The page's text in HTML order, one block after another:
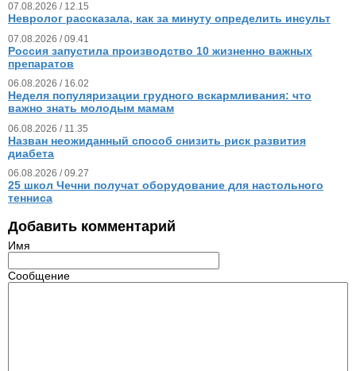
07.08.2026 / 12.15
Невролог рассказала, как за минуту определить инсульт
07.08.2026 / 09.41
Россия запустила производство 10 жизненно важных
препаратов
06.08.2026 / 16.02
Неделя популяризации грудного вскармливания: что
важно знать молодым мамам
06.08.2026 / 11.35
Назван неожиданный способ снизить риск развития
диабета
06.08.2026 / 09.27
25 школ Чечни получат оборудование для настольного
тенниса
Добавить комментарий
Имя
Сообщение